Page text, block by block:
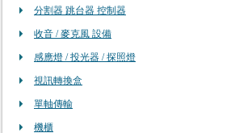
分割器 跳台器 控制器
收音 / 麥克風 設備
感應燈 / 投光器 / 探照燈
視訊轉換盒
單軸傳輸
機櫃